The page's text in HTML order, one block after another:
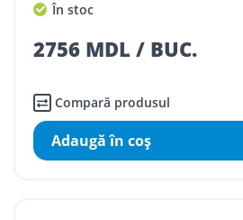
În stoc
2756 MDL / BUC.
Compară produsul
Adaugă în coş